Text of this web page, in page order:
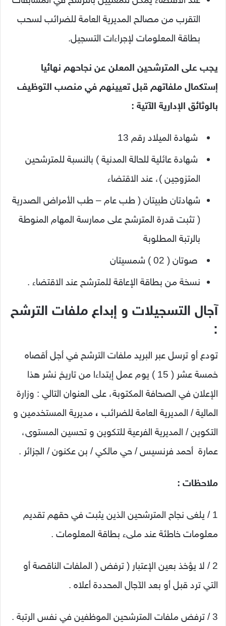
التقرب من مصالح المديرية العامة للضرائب لسحب
بطاقة المعلومات لإجراءات التسجيل.
يجب على المترشحين المعلن عن نجاحهم نهائيا
إستكمال ملفاتهم قبل تعيينهم في منصب التوظيف
بالوثائق الإدارية الآتية :
شهادة الميلاد رقم 13
شهادة عائلية للحالة المدنية ) بالنسبة للمترشحين
المتزوجين )، عند الاقتضاء
شهادتان طبيتان ( طب عام – طب الأمراض الصدرية
( تثبت قدرة المترشح على ممارسة المهام المنوطة
بالرتبة المطلوبة
صوتان ( 02 ) شمسیتان
نسخة من بطاقة الإعاقة للمترشح عند الاقتضاء .
آجال التسجيلات و إبداع ملفات الترشح
:
تودع أو ترسل عبر البريد ملفات الترشح في أجل أقصاه
خمسة عشر ( 15 ) يوم عمل إبتداءا من تاريخ نشر هذا
الإعلان في الصحافة المكتوبة، على العنوان التالي : وزارة
المالية / المديرية العامة للضرائب ، مديرية المستخدمين و
التكوين / المديرية الفرعية للتكوين و تحسين المستوى،
عمارة أحمد فرنسيس / حي مالكي / بن عكنون / الجزائر .
ملاحظات :
1 / يلغى نجاح المترشحين الذين يثبت في حقهم تقديم
معلومات خاطئة عند ملىء بطاقة المعلومات .
2 / لا يؤخذ بعين الإعتبار ( ترفض ( الملفات الناقصة أو
التي ترد قبل أو بعد الآجال المحددة أعلاه .
3 / ترفض ملفات المترشحين الموظفين في نفس الرتبة .